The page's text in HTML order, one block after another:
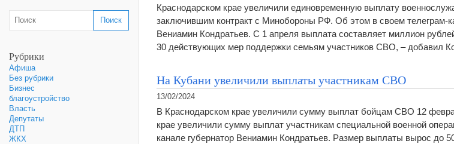
Рубрики
Афиша
Без рубрики
Бизнес
благоустройство
Власть
Депутаты
ДТП
ЖКХ
Краснодарском крае увеличили единовременную выплату
заключившим контракт с Минобороны РФ. Об этом в своем телеграм-
Вениамин Кондратьев. С 1 апреля выплата составляет миллион
30 действующих мер поддержки семьям участников СВО, – добавил
На Кубани увеличили выплаты участникам СВО
13/02/2024
В Краснодарском крае увеличили сумму выплат бойцам СВО 12
крае увеличили сумму выплат участникам специальной военной
канале губернатор Вениамин Кондратьев. Размер выплаты вырос до